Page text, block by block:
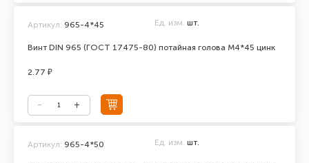
Винт DIN 965 (ГОСТ 17475-80) потайная голова М4*45 цинк
Артикул: 965-4*45 Ед. изм. шт.
2.77 ₽
Артикул: 965-4*50 Ед. изм. шт.